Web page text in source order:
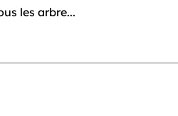
en acier inoxydable
VOIR PLUS